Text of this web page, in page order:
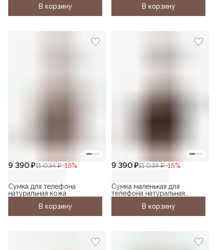
В корзину
В корзину
9 390 ₽11 034 ₽−15%
Сумка для телефона
натуральная кожа
В корзину
9 390 ₽11 034 ₽−15%
Сумка маленькая для
телефона натуральная
В корзину